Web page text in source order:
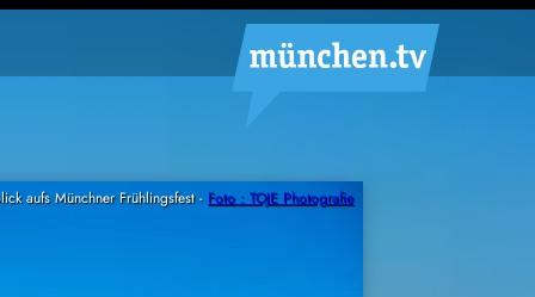
aufs Münchner Frühlingsfest - Foto : TOJE Photografie